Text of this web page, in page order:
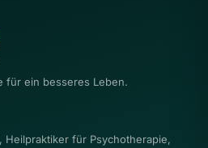
für ein besseres Leben.
für Psychotherapie,